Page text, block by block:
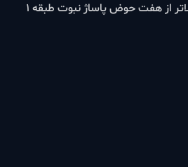
شعبه شرق : نارمک بالاتر از هفت حوض پاساژ نبوت طبقه 1